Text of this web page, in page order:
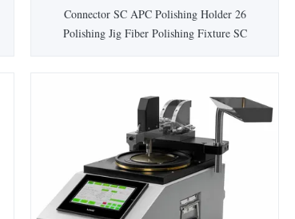
26 Connector SC APC Polishing Holder
Polishing Jig Fiber Polishing Fixture SC
The fiber polishing fixture pass rate with
Interference> = 98% (100% Typical,
according to IEC), This fiber ...